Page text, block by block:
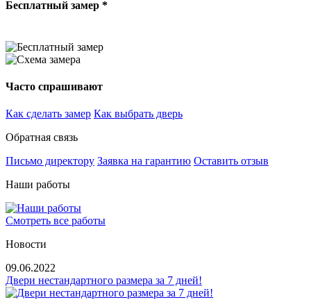
Бесплатный замер *
Часто спрашивают
Как сделать замер Как выбрать дверь
Обратная связь
Письмо директору Заявка на гарантию Оставить отзыв
Наши работы
Смотреть все работы
Новости
09.06.2022
Двери нестандартного размера за 7 дней!